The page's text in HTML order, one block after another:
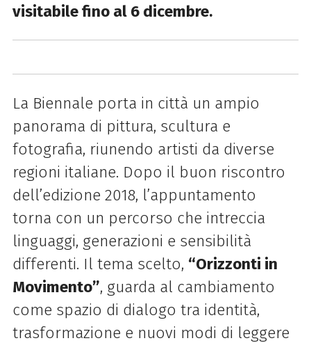
visitabile fino al 6 dicembre.
La Biennale porta in città un ampio
panorama di pittura, scultura e
fotografia, riunendo artisti da diverse
regioni italiane. Dopo il buon riscontro
dell’edizione 2018, l’appuntamento
torna con un percorso che intreccia
linguaggi, generazioni e sensibilità
differenti. Il tema scelto, “Orizzonti in
Movimento”, guarda al cambiamento
come spazio di dialogo tra identità,
trasformazione e nuovi modi di leggere